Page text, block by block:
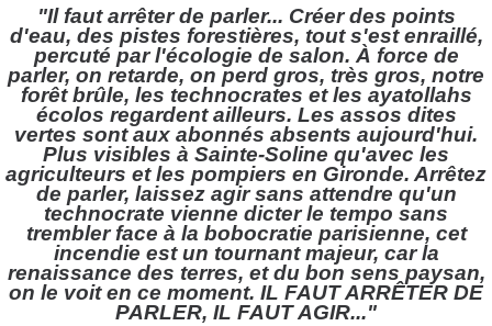
"Il faut arrêter de parler... Créer des points
d'eau, des pistes forestières, tout s'est enraillé,
percuté par l'écologie de salon. À force de
parler, on retarde, on perd gros, très gros, notre
forêt brûle, les technocrates et les ayatollahs
écolos regardent ailleurs. Les assos dites
vertes sont aux abonnés absents aujourd'hui.
Plus visibles à Sainte-Soline qu'avec les
agriculteurs et les pompiers en Gironde. Arrêtez
de parler, laissez agir sans attendre qu'un
technocrate vienne dicter le tempo sans
trembler face à la bobocratie parisienne, cet
incendie est un tournant majeur, car la
renaissance des terres, et du bon sens paysan,
on le voit en ce moment. IL FAUT ARRÊTER DE
PARLER, IL FAUT AGIR..."